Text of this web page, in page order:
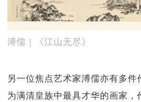
溥儒｜《江山无尽》
另一位焦点艺术家溥儒亦有多
为满清皇族中最具才华的画家，